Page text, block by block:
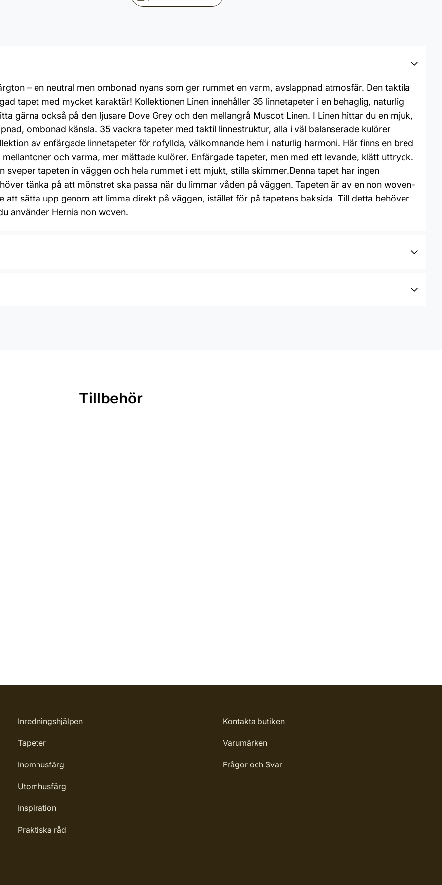
– en neutral men ombonad nyans som ger rummet en varm, avslappnad atmosfär. Den taktila
tapet med mycket karaktär! Kollektionen Linen innehåller 35 linnetapeter i en behaglig, naturlig
gärna också på den ljusare Dove Grey och den mellangrå Muscot Linen. I Linen hittar du en mjuk,
ombonad känsla. 35 vackra tapeter med taktil linnestruktur, alla i väl balanserade kulörer
av enfärgade linnetapeter för rofyllda, välkomnande hem i naturlig harmoni. Här finns en bred
och varma, mer mättade kulörer. Enfärgade tapeter, men med ett levande, klätt uttryck.
sveper tapeten in väggen och hela rummet i ett mjukt, stilla skimmer.Denna tapet har ingen
tänka på att mönstret ska passa när du limmar våden på väggen. Tapeten är av en non woven-
sätta upp genom att limma direkt på väggen, istället för på tapetens baksida. Till detta behöver
använder Hernia non woven.
Tillbehör
Inredningshjälpen
Tapeter
Inomhusfärg
Utomhusfärg
Inspiration
Praktiska råd
Kontakta butiken
Varumärken
Frågor och Svar